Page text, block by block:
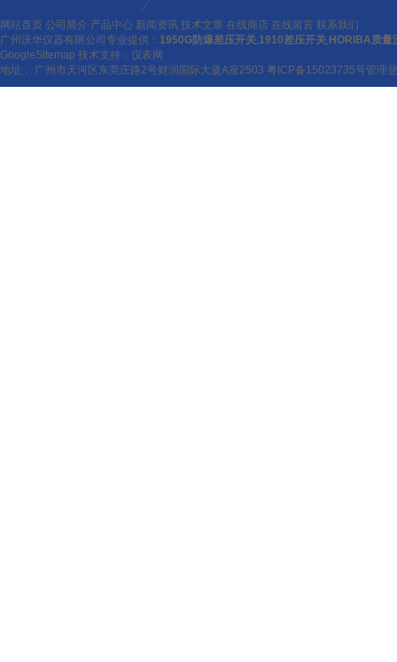
网站首页 公司简介 产品中心 新闻资讯 技术文章 在线商店 在线留言 联系我们
广州沃华仪器有限公司专业提供： 1950G防爆差压开关,1910差压开关, HORIBA质量
GoogleSitemap 技术支持： 仪表网
地址： 广州市天河区东莞庄路2号财润国际大厦A座2503 粤ICP备15023735号管理